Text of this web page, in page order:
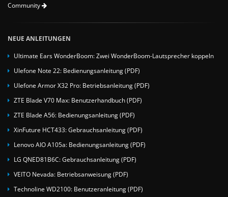
Community
NEUE ANLEITUNGEN
Ultimate Ears WonderBoom: Zwei WonderBoom-Lautsprecher koppeln
Ulefone Note 22: Bedienungsanleitung (PDF)
Ulefone Armor X32 Pro: Betriebsanleitung (PDF)
ZTE Blade V70 Max: Benutzerhandbuch (PDF)
ZTE Blade A56: Bedienungsanleitung (PDF)
XinFuture HCT433: Gebrauchsanleitung (PDF)
Lenovo AIO A105a: Bedienungsanleitung (PDF)
LG QNED81B6C: Gebrauchsanleitung (PDF)
VEITO Nevada: Betriebsanweisung (PDF)
Technoline WD2100: Benutzeranleitung (PDF)